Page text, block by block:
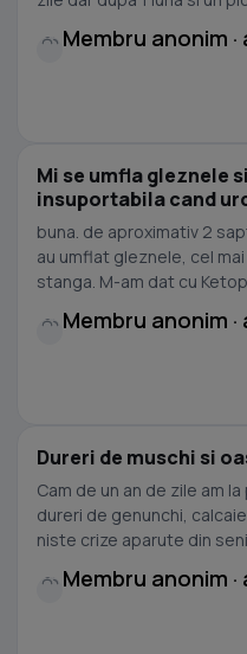
Membru anonim ·
Mi se umfla gleznele
insuportabila cand
buna. de aproximativ 2
au umflat gleznele, cel
stanga. M-am dat cu
Membru anonim ·
Dureri de muschi si
Cam de un an de zile am
dureri de genunchi,
niste crize aparute din
Membru anonim ·